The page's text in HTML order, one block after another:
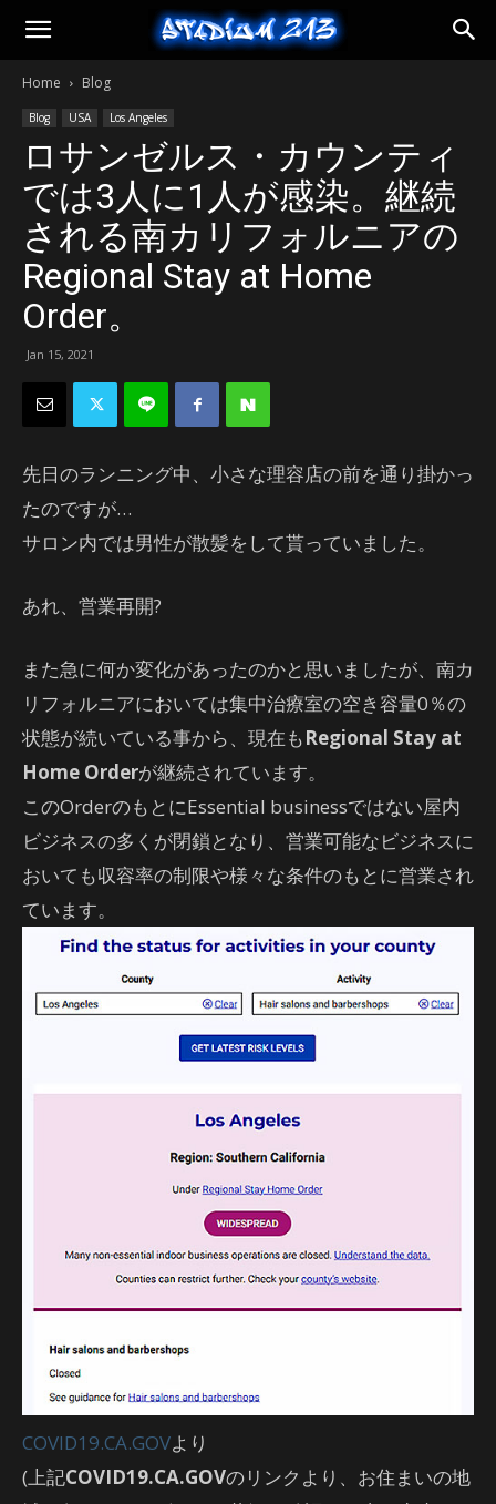
Stadium
213
Home Blog
Blog USA Los Angeles
ロサンゼルス・カウンティ
では3人に1人が感染。継続
される南カリフォルニアの
Regional Stay at Home
Order。
Jan 15, 2021
先日のランニング中、小さな理容店の前を通り掛かっ
たのですが…
サロン内では男性が散髪をして貰っていました。
あれ、営業再開?
また急に何か変化があったのかと思いましたが、南カ
リフォルニアにおいては集中治療室の空き容量0％の
状態が続いている事から、現在もRegional Stay at
Home Orderが継続されています。
このOrderのもとにEssential businessではない屋内
ビジネスの多くが閉鎖となり、営業可能なビジネスに
おいても収容率の制限や様々な条件のもとに営業され
ています。
COVID19.CA.GOVより
(上記COVID19.CA.GOVのリンクより、お住まいの地